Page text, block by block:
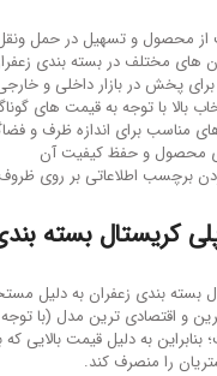
محصول و تسهیل در حمل
های مختلف در بسته بندی
برای پخش در بازار داخلی و
بالا با توجه به قیمت های
مناسب برای اندازه ظرف و
محصول و حفظ کیفیت آن
برچسب اطلاعاتی بر روی
کریستال بسته
بسته بندی زعفران به دلیل
ترین و اقتصادی ترین مدل (با
بنابراین به دلیل قیمت بالایی
را منصرف کند.